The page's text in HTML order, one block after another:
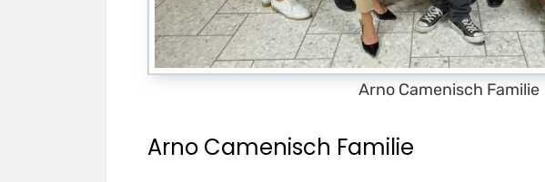
Arno Camenisch Familie
Arno Camenisch Familie